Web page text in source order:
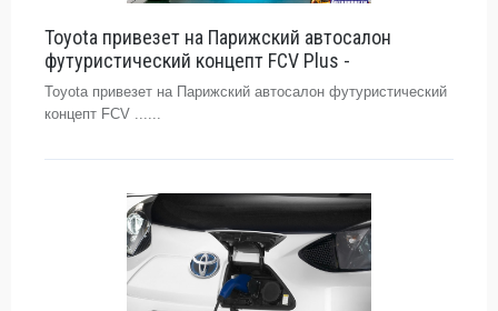
Toyota привезет на Парижский автосалон
футуристический концепт FCV Plus -
Toyota привезет на Парижский автосалон футуристический
концепт FCV ......